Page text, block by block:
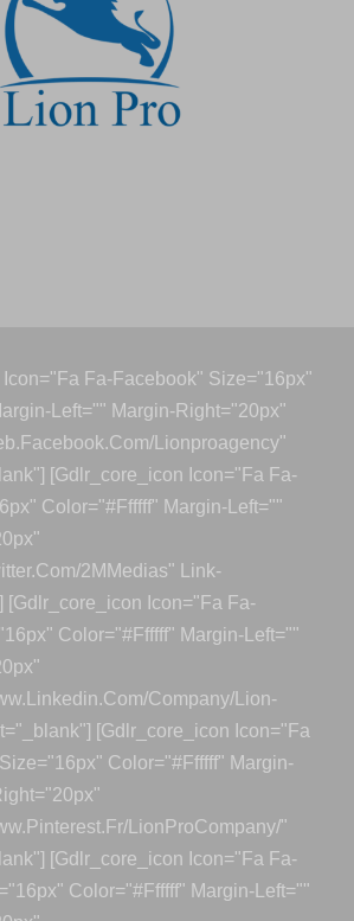
Fa-Facebook" Size="16px"
Left="" Margin-Right="20px"
lionproagency"
[gdlr_core_icon Icon="fa Fa-
Color="#ffffff" Margin-Left=""
2MMedias" Link-
[gdlr_core_icon Icon="fa Fa-
Color="#ffffff" Margin-Left=""
company/lion-
[gdlr_core_icon Icon="fa
Color="#ffffff" Margin-
LionProCompany/"
[gdlr_core_icon Icon="fa Fa-
Color="#ffffff" Margin-Left=""